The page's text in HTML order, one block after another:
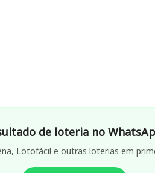
de loteria no
Lotofácil e outras loterias em